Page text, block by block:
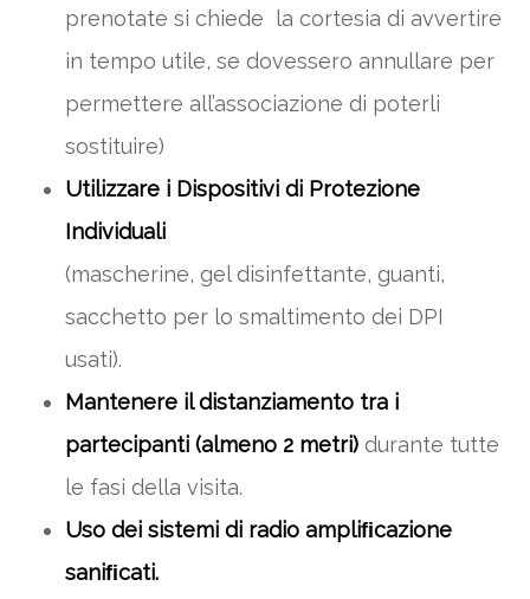
prenotate si chiede la cortesia di avvertire
in tempo utile, se dovessero annullare per
permettere all’associazione di poterli
sostituire)
Utilizzare i Dispositivi di Protezione
Individuali
(mascherine, gel disinfettante, guanti,
sacchetto per lo smaltimento dei DPI
usati).
Mantenere il distanziamento tra i
partecipanti (almeno 2 metri) durante tutte
le fasi della visita.
Uso dei sistemi di radio ampliﬁcazione
saniﬁcati.